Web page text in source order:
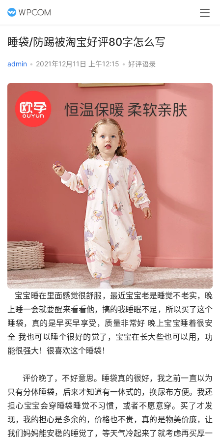
睡袋/防踢被淘宝好评80字怎么写
admin • 2021年12月11日 上午12:15 • 好评语录
上睡一会就要醒来看看他，搞的我睡眠不足，所以买了这个
睡袋，真的是早买早享受，质量非常好 晚上宝宝睡着很安
全 我也可以睡个很好的觉了，宝宝在长大些也可以用，功
能很强大！很喜欢这个睡袋！
只有分体睡袋，后来才知道有一体式的，换尿布方便。我还
担心宝宝会穿睡袋睡觉不习惯，或者不愿意穿。买了才发
现，我的担心是多余的，价格也不贵，真的是物美价廉，让
我们妈妈能安稳的睡觉了，等天气冷起来了就考虑再买厚一